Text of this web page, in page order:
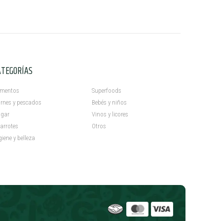
y pescados
y belleza
Superfoods
Bebés y niños
Vinos y licores
Otros